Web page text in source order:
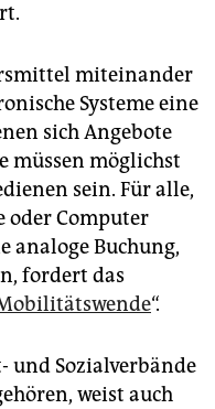
miteinander
Systeme eine
sich Angebote
müssen möglichst
sein. Für alle,
oder Computer
analoge Buchung,
fordert das
“.
und Sozialverbände
weist auch